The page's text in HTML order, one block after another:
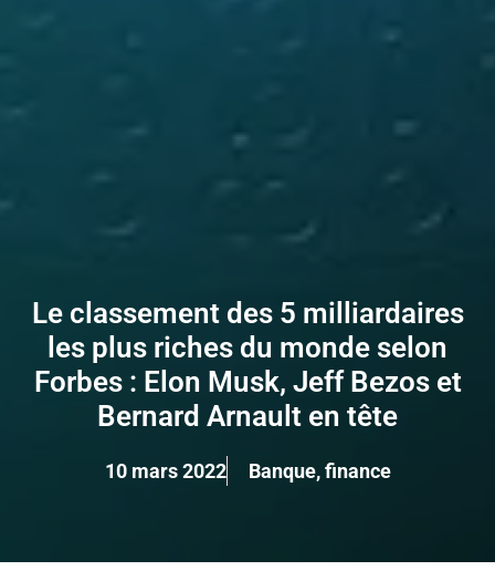
Le classement des 5 milliardaires
les plus riches du monde selon
Forbes : Elon Musk, Jeff Bezos et
Bernard Arnault en tête
10 mars 2022 Banque,finance